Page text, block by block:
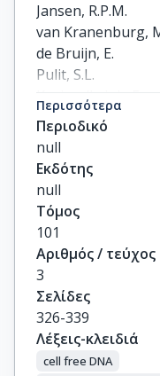
Jansen, R.P.M.
van Kranenburg,
de Bruijn, E.
Pulit, S.L.
Kruisselbrink, E.
Shahsavari, Z.
Omrani, D.
Zeinali, F.
Najmabadi, H.
Katsila, T.
Vrettou, C.
Patrinos, G.P.
Traeger-Synodinos,
Splinter, E.
Beekman, J.M.
Kheradmand Kia, S.
te Meerman, G.J.
Περισσότερα
Περιοδικό
null
Εκδότης
null
Τόμος
101
Αριθμός / τεύχος
3
Σελίδες
326-339
Λέξεις-κλειδιά
cell free DNA